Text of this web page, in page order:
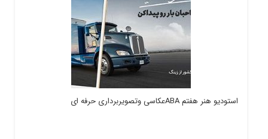
استودیو هنر هفتم ABAعکاسی وتصویربرداری حرفه ای